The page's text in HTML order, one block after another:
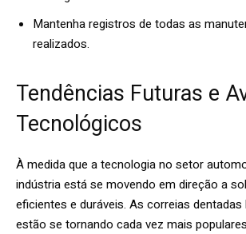
Mantenha registros de todas as
realizados.
Tendências Futuras e
Tecnológicos
À medida que a tecnologia no setor
indústria está se movendo em direção a
eficientes e duráveis. As correias dentadas
estão se tornando cada vez mais